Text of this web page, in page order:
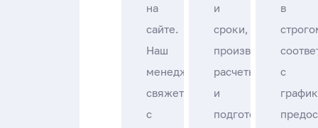
на
сайте.
Наш
менеджер
свяжется
с
и
сроки,
производим
расчеты
и
подготовительные
в
с